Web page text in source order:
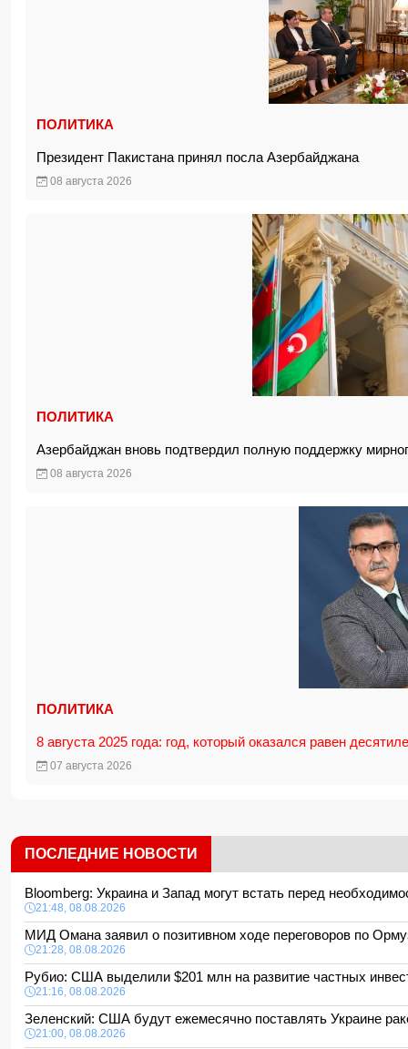
ПОЛИТИКА
Президент Пакистана принял посла Азербайджана
08 августа 2026
ПОЛИТИКА
Азербайджан вновь подтвердил полную поддержку
08 августа 2026
ПОЛИТИКА
8 августа 2025 года: год, который оказался равен
07 августа 2026
ПОСЛЕДНИЕ НОВОСТИ
Bloomberg: Украина и Запад могут встать перед
21:48, 08.08.2026
МИД Омана заявил о позитивном ходе переговоров по
21:28, 08.08.2026
Рубио: США выделили $201 млн на развитие частных
21:16, 08.08.2026
Зеленский: США будут ежемесячно поставлять Украине
21:00, 08.08.2026